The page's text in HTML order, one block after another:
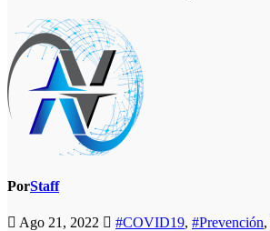
PorStaff
Ago 21, 2022 #COVID19, #Prevención,